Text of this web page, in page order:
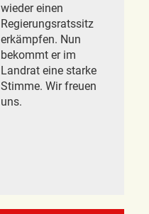
wieder einen
Regierungsratssitz
erkämpfen. Nun
bekommt er im
Landrat eine starke
Stimme. Wir freuen
uns.